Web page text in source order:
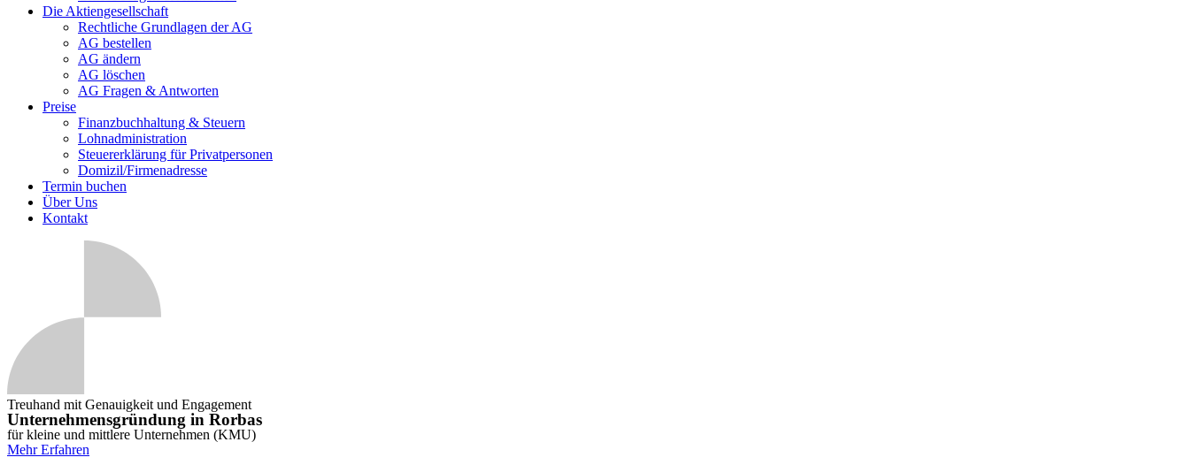
Die Aktiengesellschaft
Rechtliche Grundlagen der AG
AG bestellen
AG ändern
AG löschen
AG Fragen & Antworten
Preise
Finanzbuchhaltung & Steuern
Lohnadministration
Steuererklärung für Privatpersonen
Domizil/Firmenadresse
Termin buchen
Über Uns
Kontakt
Treuhand mit Genauigkeit und Engagement
Unternehmensgründung in Rorbas
für kleine und mittlere Unternehmen (KMU)
Mehr Erfahren